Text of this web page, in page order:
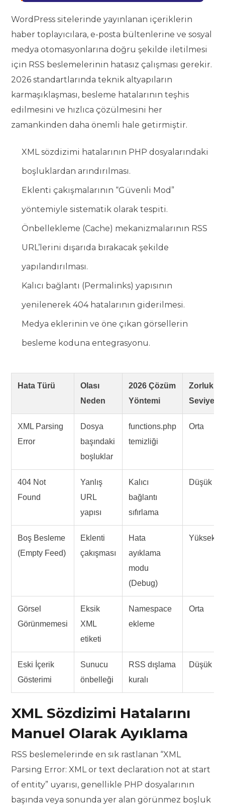
WordPress sitelerinde yayınlanan içeriklerin
haber toplayıcılara, e-posta bültenlerine ve sosyal
medya otomasyonlarına doğru şekilde iletilmesi
için RSS beslemelerinin hatasız çalışması gerekir.
2026 standartlarında teknik altyapıların
karmaşıklaşması, besleme hatalarının teşhis
edilmesini ve hızlıca çözülmesini her
zamankinden daha önemli hale getirmiştir.
XML sözdizimi hatalarının PHP dosyalarındaki
boşluklardan arındırılması.
Eklenti çakışmalarının “Güvenli Mod”
yöntemiyle sistematik olarak tespiti.
Önbellekleme (Cache) mekanizmalarının RSS
URL’lerini dışarıda bırakacak şekilde
yapılandırılması.
Kalıcı bağlantı (Permalinks) yapısının
yenilenerek 404 hatalarının giderilmesi.
Medya eklerinin ve öne çıkan görsellerin
besleme koduna entegrasyonu.
Hata Türü
Olası
Neden
2026 Çözüm
Yöntemi
Zorluk
Seviyesi
XML Parsing
Error
Dosya
başındaki
boşluklar
functions.php
temizliği
Orta
404 Not
Found
Yanlış
URL
yapısı
Kalıcı
bağlantı
sıfırlama
Düşük
Boş Besleme
(Empty Feed)
Eklenti
çakışması
Hata
ayıklama
modu
(Debug)
Yüksek
Görsel
Görünmemesi
Eksik
XML
etiketi
Namespace
ekleme
Orta
Eski İçerik
Gösterimi
Sunucu
önbelleği
RSS dışlama
kuralı
Düşük
XML Sözdizimi Hatalarını
Manuel Olarak Ayıklama
RSS beslemelerinde en sık rastlanan “XML
Parsing Error: XML or text declaration not at start
of entity” uyarısı, genellikle PHP dosyalarının
başında veya sonunda yer alan görünmez boşluk